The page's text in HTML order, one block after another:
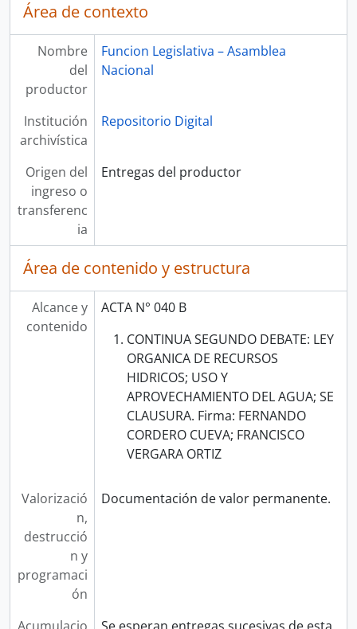
Área de contexto
Nombre
del
productor
Funcion Legislativa – Asamblea
Nacional
Institución
archivística
Repositorio Digital
Origen del
ingreso o
transferenc
ia
Entregas del productor
Área de contenido y estructura
Alcance y
contenido
ACTA N° 040 B
CONTINUA SEGUNDO DEBATE: LEY
ORGANICA DE RECURSOS
HIDRICOS; USO Y
APROVECHAMIENTO DEL AGUA; SE
CLAUSURA. Firma: FERNANDO
CORDERO CUEVA; FRANCISCO
VERGARA ORTIZ
Valorizació
n,
destrucció
n y
programaci
ón
Documentación de valor permanente.